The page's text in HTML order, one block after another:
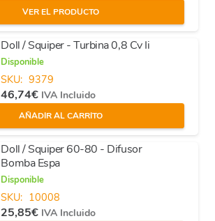
VER EL PRODUCTO
Doll / Squiper - Turbina 0,8 Cv Ii
Disponible
SKU: 9379
46,74€ IVA Incluido
AÑADIR AL CARRITO
Doll / Squiper 60-80 - Difusor
Bomba Espa
Disponible
SKU: 10008
25,85€ IVA Incluido